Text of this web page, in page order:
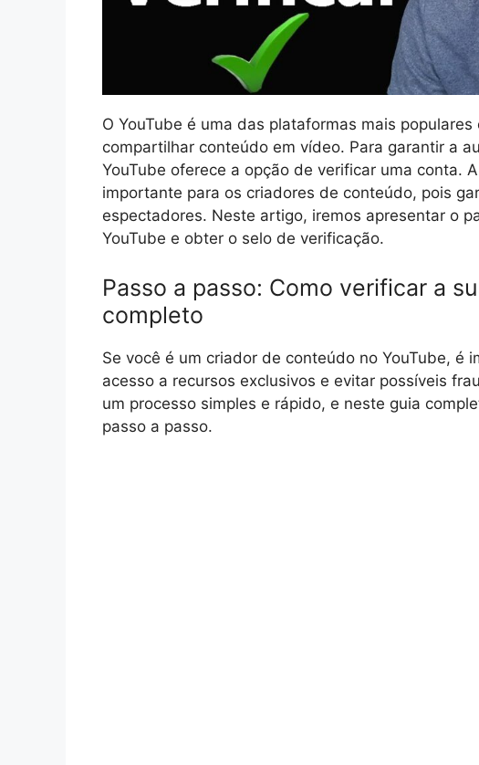
O YouTube é uma das plataformas mais
compartilhar conteúdo em vídeo. Para garantir a
YouTube oferece a opção de verificar uma conta.
importante para os criadores de conteúdo, pois
espectadores. Neste artigo, iremos apresentar o
YouTube e obter o selo de verificação.
Passo a passo: Como verificar a
completo
Se você é um criador de conteúdo no YouTube, é
acesso a recursos exclusivos e evitar possíveis
um processo simples e rápido, e neste guia
passo a passo.